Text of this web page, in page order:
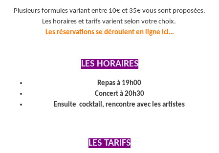
Plusieurs formules variant entre 10€ et 35€ vous sont proposées.
Les horaires et tarifs varient selon votre choix.
Les réservations se déroulent en ligne ici…
LES HORAIRES
Repas à 19h00
Concert à 20h30
Ensuite cocktail, rencontre avec les artistes
LES TARIFS